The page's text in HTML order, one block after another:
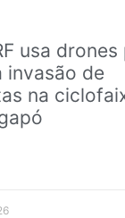
usa drones
invasão de
na